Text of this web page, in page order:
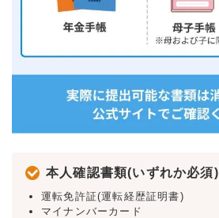
本人確認書類(いずれか必須)
運転免許証(運転経歴証明書)
マイナンバーカード